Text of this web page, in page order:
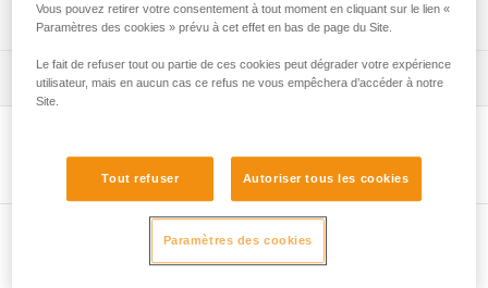
verif-EPI-sangles-amarrage-procedure-FR
Fiche de suivi EPI
VerifEPI-Sangleamarrage_FR
Conseils pour l'entretien de vos équipements
Abonnez-vous à la newsletter
Vous pouvez retirer votre consentement à tout moment en cliquant sur le lien «
Paramètres des cookies » prévu à cet effet en bas de page du Site.
Le fait de refuser tout ou partie de ces cookies peut dégrader votre expérience
utilisateur, mais en aucun cas ce refus ne vous empêchera d’accéder à notre
Site.
Tout refuser Autoriser tous les cookies
Paramètres des cookies